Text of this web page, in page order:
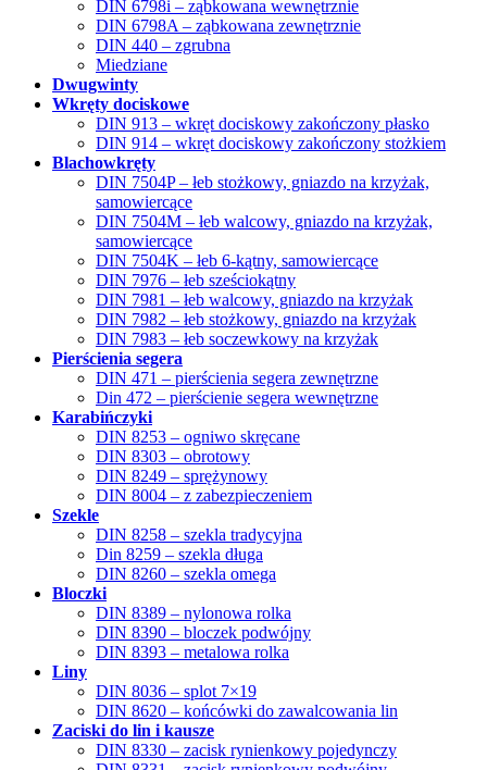
DIN 6798i – ząbkowana wewnętrznie
DIN 6798A – ząbkowana zewnętrznie
DIN 440 – zgrubna
Miedziane
Dwugwinty
Wkręty dociskowe
DIN 913 – wkręt dociskowy zakończony płasko
DIN 914 – wkręt dociskowy zakończony stożkiem
Blachowkręty
DIN 7504P – łeb stożkowy, gniazdo na krzyżak,
samowiercące
DIN 7504M – łeb walcowy, gniazdo na krzyżak,
samowiercące
DIN 7504K – łeb 6-kątny, samowiercące
DIN 7976 – łeb sześciokątny
DIN 7981 – łeb walcowy, gniazdo na krzyżak
DIN 7982 – łeb stożkowy, gniazdo na krzyżak
DIN 7983 – łeb soczewkowy na krzyżak
Pierścienia segera
DIN 471 – pierścienia segera zewnętrzne
Din 472 – pierścienie segera wewnętrzne
Karabińczyki
DIN 8253 – ogniwo skręcane
DIN 8303 – obrotowy
DIN 8249 – sprężynowy
DIN 8004 – z zabezpieczeniem
Szekle
DIN 8258 – szekla tradycyjna
Din 8259 – szekla długa
DIN 8260 – szekla omega
Bloczki
DIN 8389 – nylonowa rolka
DIN 8390 – bloczek podwójny
DIN 8393 – metalowa rolka
Liny
DIN 8036 – splot 7×19
DIN 8620 – końcówki do zawalcowania lin
Zaciski do lin i kausze
DIN 8330 – zacisk rynienkowy pojedynczy